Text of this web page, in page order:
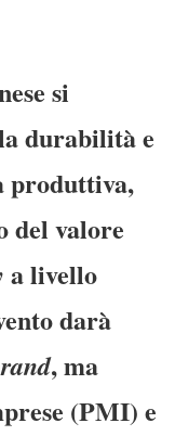
si
durabilità e
produttiva,
del valore
a livello
darà
, ma
(PMI) e